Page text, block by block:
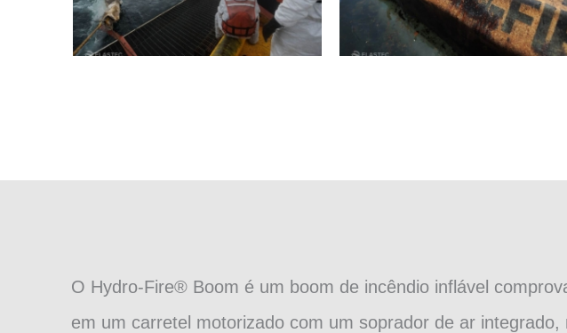
O Hydro-Fire® Boom é um boom de incêndio inflável
em um carretel motorizado com um soprador de ar